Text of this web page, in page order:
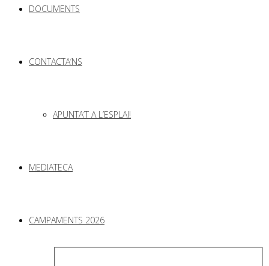
DOCUMENTS
CONTACTA’NS
APUNTA’T A L’ESPLAI!
MEDIATECA
CAMPAMENTS 2026